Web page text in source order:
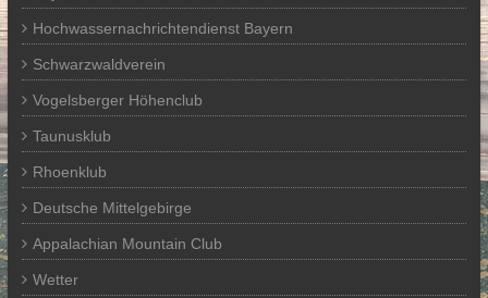
Hochwassernachrichtendienst Bayern
Schwarzwaldverein
Vogelsberger Höhenclub
Taunusklub
Rhoenklub
Deutsche Mittelgebirge
Appalachian Mountain Club
Wetter